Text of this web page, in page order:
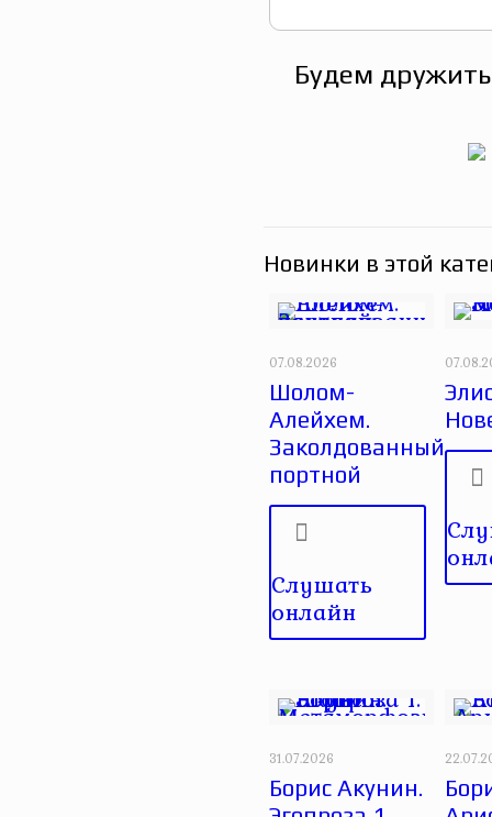
Будем
Новинки в этой
07.08.2026
Шолом-
Алейхем.
Заколдованный
портной
Слушать
онлайн
31.07.2026
Борис Акунин.